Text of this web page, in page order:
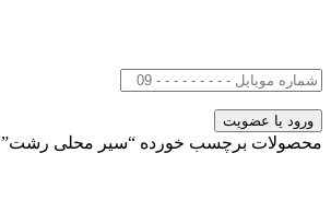
محصولات برچسب خورده “سیر محلی رشت”